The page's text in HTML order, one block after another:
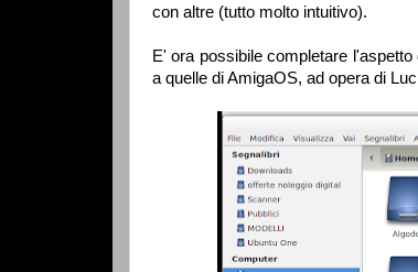
con altre (tutto molto intuitivo).
E' ora possibile completare
a quelle di AmigaOS, ad opera di